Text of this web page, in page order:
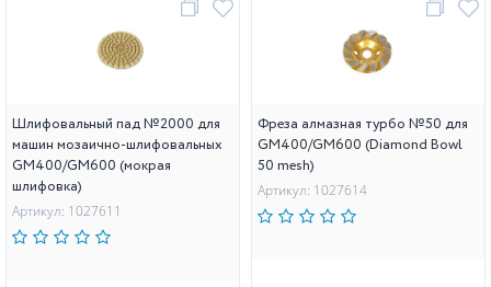
Шлифовальный пад №2000 для
машин мозаично-шлифовальных
GM400/GM600 (мокрая
шлифовка)
Артикул: 1027611
Фреза алмазная турбо №50 для
GM400/GM600 (Diamond Bowl
50 mesh)
Артикул: 1027614